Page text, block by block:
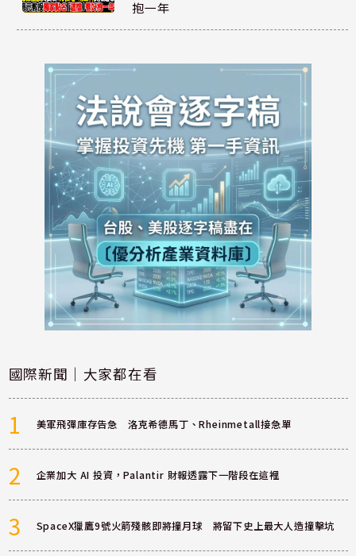
抱一年
國際新聞｜大家都在看
1 美軍飛彈庫存告急 洛克希德馬丁、Rheinmetall接急單
2 企業加大 AI 投資，Palantir 財報透露下一階段在這裡
3 SpaceX獵鷹9號火箭殘骸即將撞月球 將留下史上最大人造撞擊坑